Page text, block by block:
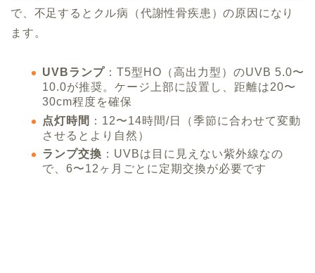
で、不足するとクル病（代謝性骨疾患）の原因になり
ます。
UVBランプ ：T5型HO（高出力型）のUVB 5.0〜
10.0が推奨。ケージ上部に設置し、距離は20〜
30cm程度を確保
点灯時間 ：12〜14時間/日（季節に合わせて変動
させるとより自然）
ランプ交換 ：UVBは目に見えない紫外線なの
で、6〜12ヶ月ごとに定期交換が必要です